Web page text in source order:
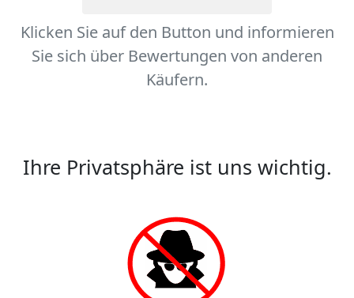
Klicken Sie auf den Button und informieren
Sie sich über Bewertungen von anderen
Käufern.
Ihre Privatsphäre ist uns wichtig.